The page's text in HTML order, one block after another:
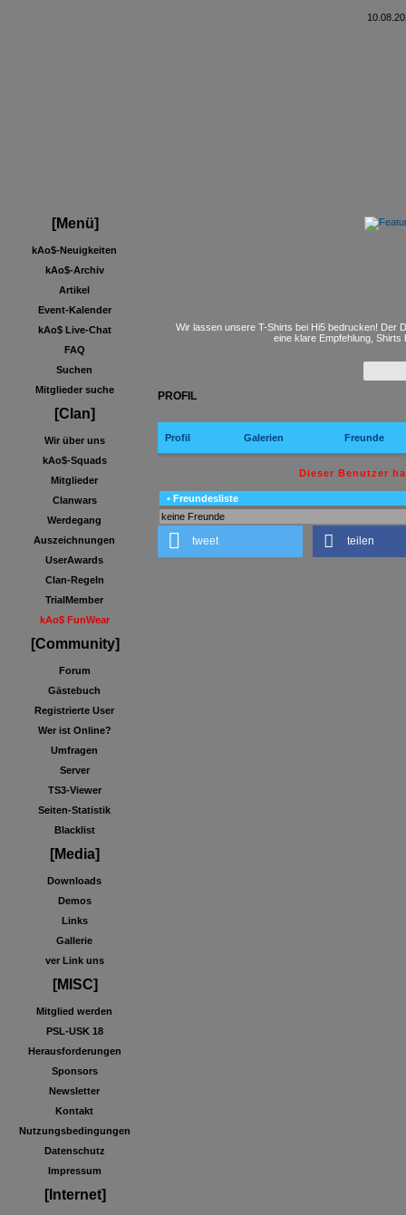
[Menü]
kAo$-Neuigkeiten
kAo$-Archiv
Artikel
Event-Kalender
kAo$ Live-Chat
FAQ
Suchen
Mitglieder suche
[Clan]
Wir über uns
kAo$-Squads
Mitglieder
Clanwars
Werdegang
Auszeichnungen
UserAwards
Clan-Regeln
TrialMember
kAo$ FunWear
[Community]
Forum
Gästebuch
Registrierte User
Wer ist Online?
Umfragen
Server
TS3-Viewer
Seiten-Statistik
Blacklist
[Media]
Downloads
Demos
Links
Gallerie
ver Link uns
[MISC]
Mitglied werden
PSL-USK 18
Herausforderungen
Sponsors
Newsletter
Kontakt
Nutzungsbedingungen
Datenschutz
Impressum
[Internet]
Wir lassen unsere T-Shirts bei Hi5 bedrucken! Der
eine klare Empfehlung,
PROFIL
Profil Galerien Freunde
Dieser Benutzer
• Freundesliste
keine Freunde
tweet teilen